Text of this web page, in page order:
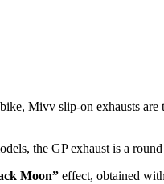
Mivv slip-on exhausts
the GP exhaust is a
Moon” effect, obtained